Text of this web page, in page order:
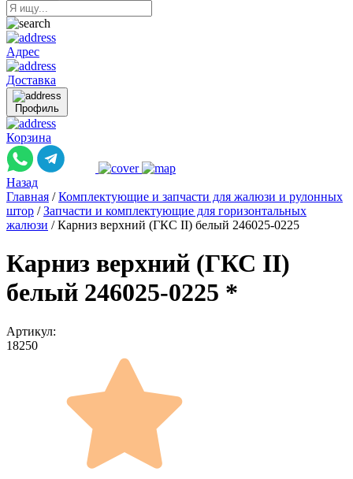
Адрес
Доставка
Профиль
Корзина
Назад
Главная / Комплектующие и запчасти для жалюзи и рулонных
штор / Запчасти и комплектующие для горизонтальных
жалюзи / Карниз верхний (ГКС II) белый 246025-0225
Карниз верхний (ГКС II)
белый 246025-0225 *
Артикул:
18250